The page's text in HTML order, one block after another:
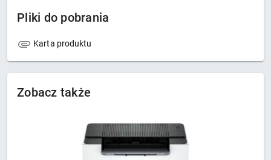
Pliki do pobrania
Karta produktu
Zobacz także